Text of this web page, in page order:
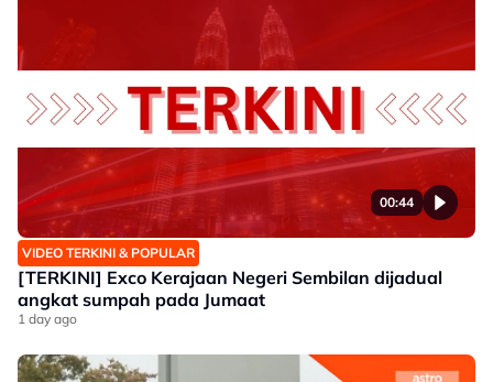
00:44
VIDEO TERKINI & POPULAR
[TERKINI] Exco Kerajaan Negeri Sembilan dijadual
angkat sumpah pada Jumaat
1 day ago